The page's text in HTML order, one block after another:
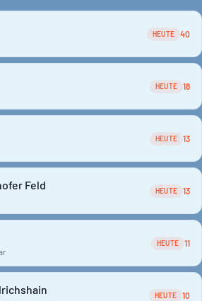
HEUTE 40
HEUTE 18
HEUTE 13
Feld HEUTE 13
HEUTE 11
HEUTE 10